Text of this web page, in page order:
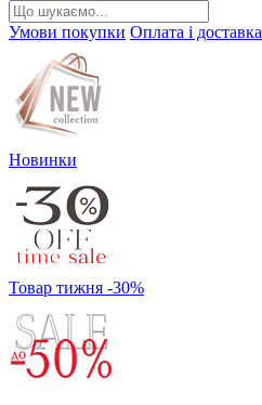
Умови покупки Оплата і доставка
Новинки
Товар тижня -30%